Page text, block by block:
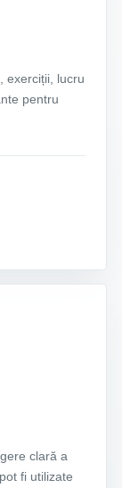
exerciții, lucru
pentru
clară a
fi utilizate